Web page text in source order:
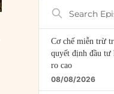
Search
Episodes
Cơ chế miễn trừ
quyết định đầu tư
ro cao
08/08/2026